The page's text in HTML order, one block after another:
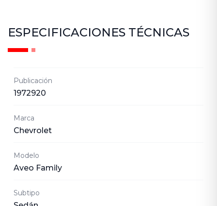
ESPECIFICACIONES TÉCNICAS
Publicación
1972920
Marca
Chevrolet
Modelo
Aveo Family
Subtipo